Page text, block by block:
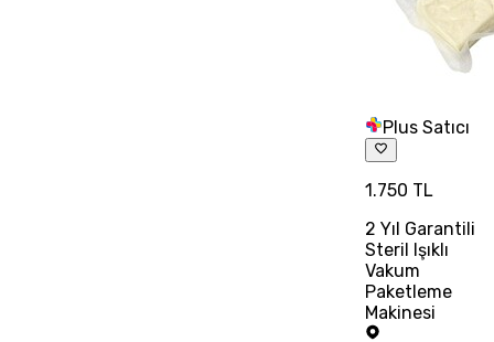
Plus Satıcı
1.750 TL
2 Yıl Garantili
Steril Işıklı
Vakum
Paketleme
Makinesi